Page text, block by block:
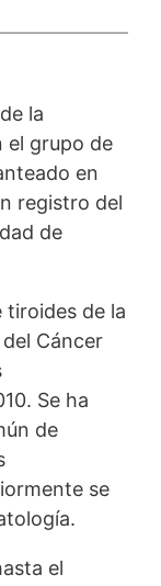
la
el grupo de
en
registro del
de
tiroides de la
Cáncer
Se ha
de
se
el